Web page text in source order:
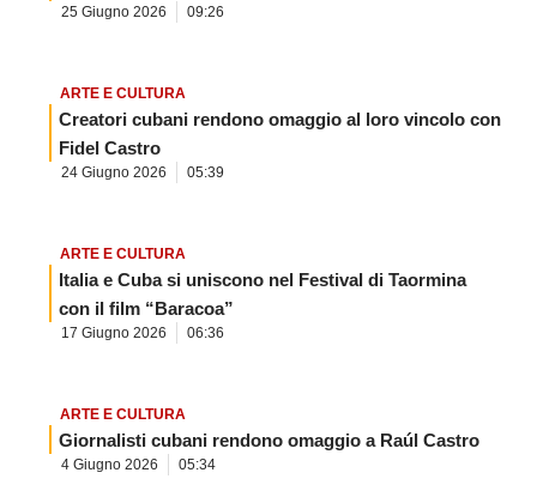
25 Giugno 2026 09:26
ARTE E CULTURA
Creatori cubani rendono omaggio al loro vincolo con
Fidel Castro
24 Giugno 2026 05:39
ARTE E CULTURA
Italia e Cuba si uniscono nel Festival di Taormina
con il film “Baracoa”
17 Giugno 2026 06:36
ARTE E CULTURA
Giornalisti cubani rendono omaggio a Raúl Castro
4 Giugno 2026 05:34